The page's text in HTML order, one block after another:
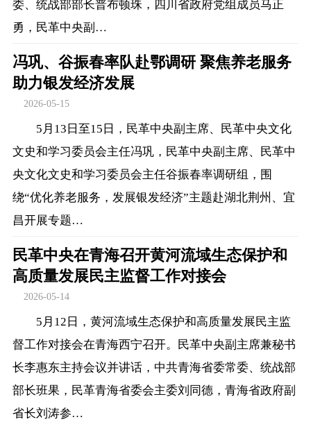
委、统战部部长普布顿珠，四川省政府党组成员马正
勇，民革中央副…
冯巩、谷振春率队赴鄂调研 聚焦养老服务
助力银发经济发展
2026-05-15
5月13日至15日，民革中央副主席、民革中央文化
文史和学习委员会主任冯巩，民革中央副主席、民革中
央文化文史和学习委员会主任谷振春率调研组，围
绕“优化养老服务，发展银发经济”主题赴湖北荆州、宜
昌开展专题…
民革中央在青海召开黄河流域生态保护和
高质量发展民主监督工作对接会
2026-05-14
5月12日，黄河流域生态保护和高质量发展民主监
督工作对接会在青海西宁召开。民革中央副主席兼秘书
长李惠东主持会议并讲话，中共青海省委常委、统战部
部长班果，民革青海省委会主委刘同德，青海省政府副
省长刘涛参…